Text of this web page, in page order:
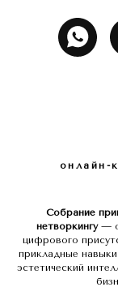
онлайн-
Собрание
нетворкингу—
цифрового
прикладные
эстетический